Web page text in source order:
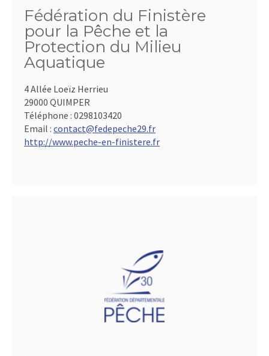
Fédération du Finistère
pour la Pêche et la
Protection du Milieu
Aquatique
4 Allée Loeïz Herrieu
29000 QUIMPER
Téléphone : 0298103420
Email : contact@fedepeche29.fr
http://www.peche-en-finistere.fr